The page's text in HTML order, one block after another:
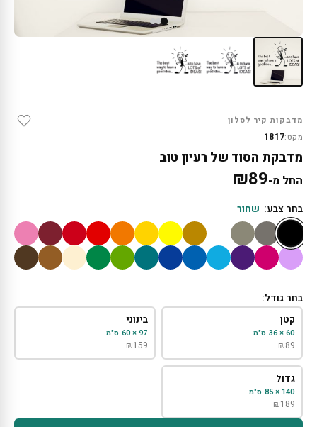
מדבקות קיר לסלון
מקט:1817
מדבקת הסוד של רעיון טוב
החל מ- ₪89
בחר צבע: שחור
בחר גודל:
קטן
60 × 36 ס"מ
₪89
בינוני
97 × 60 ס"מ
₪159
גדול
140 × 85 ס"מ
₪189